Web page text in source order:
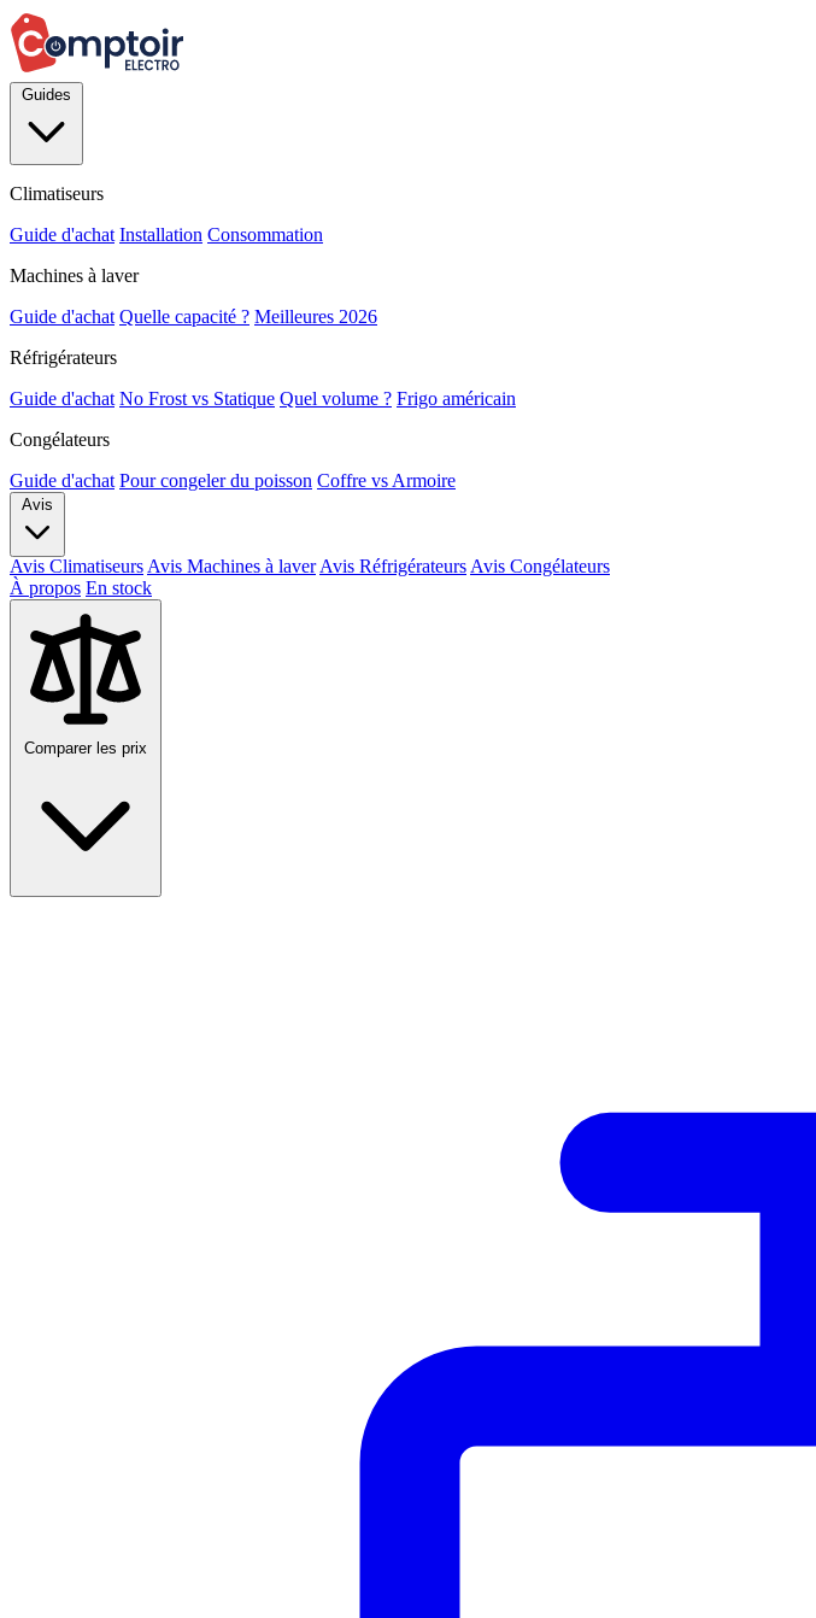
Climatiseurs
Guide d'achat Installation Consommation
Machines à laver
Guide d'achat Quelle capacité ? Meilleures 2026
Réfrigérateurs
Guide d'achat No Frost vs Statique Quel volume ? Frigo américain
Congélateurs
Guide d'achat Pour congeler du poisson Coffre vs Armoire
Avis Climatiseurs Avis Machines à laver Avis Réfrigérateurs Avis Congélateurs
À propos En stock